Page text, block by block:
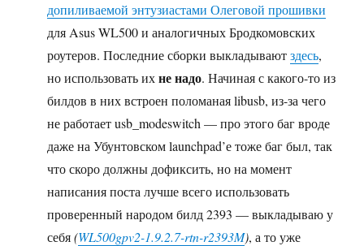
допиливаемой энтузиастами Олеговой прошивки
для Asus WL500 и аналогичных Бродкомовских
роутеров. Последние сборки выкладываютздесь,
но использовать ихне надо. Начиная с какого-то из
билдов в них встроен поломаная libusb, из-за чего
не работает usb_modeswitch — про этого баг вроде
даже на Убунтовском launchpad’е тоже баг был, так
что скоро должны дофиксить, но на момент
написания поста лучше всего использовать
проверенный народом билд 2393 — выкладываю у
себя(WL500gpv2-1.9.2.7-rtn-r2393M), а то уже